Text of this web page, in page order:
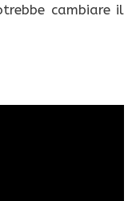
cambiare il